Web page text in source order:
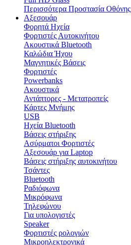
Περισσότερα Προστασία Οθόνης
Αξεσουάρ
Φορητά Ηχεία
Φορτιστές Αυτοκινήτου
Ακουστικά Bluetooth
Καλώδια Ήχου
Μαγνητικές Βάσεις
Φορτιστές
Powerbanks
Ακουστικά
Αντάπτορες - Μετατροπείς
Κάρτες Μνήμης
USB
Ηχεία Bluetooth
Βάσεις στήριξης
Ασύρματοι Φορτιστές
Αξεσουάρ για Laptop
Βάσεις στήριξης αυτοκινήτου
Τσάντες
Bluetooth
Ραδιόφωνα
Μικρόφωνα
Τηλεφώνου
Για υπολογιστές
Speaker
Φορτιστές ρολογιών
Μικροηλεκτρονικά